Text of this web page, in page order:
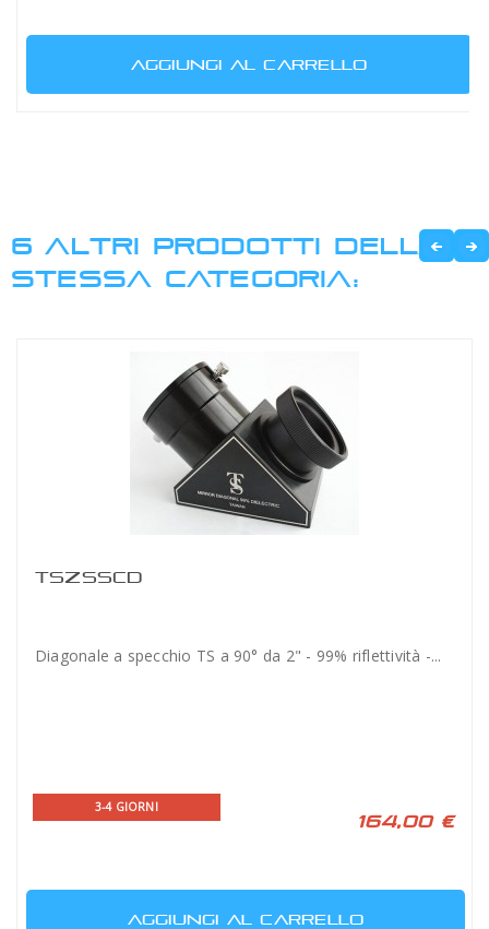
AGGIUNGI AL CARRELLO
6 ALTRI PRODOTTI DELLA
STESSA CATEGORIA:
TSZSSCD
Diagonale a specchio TS a 90° da 2" - 99% riflettività -...
3-4 GIORNI
164,00 €
AGGIUNGI AL CARRELLO